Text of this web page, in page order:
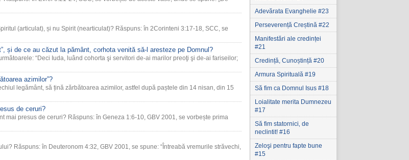
(articulat), și nu Spirit (nearticulat)? Răspuns: în 2Corinteni 3:17-18, SCC, se
și de ce au căzut la pământ, corhota venită să-l aresteze pe Domnul?
“Deci Iuda, luând cohorta şi servitori de-ai marilor preoţi şi de-ai fariseilor;
azimilor”?
legământ, să țină zărbătoarea azimilor, astfel după paștele din 14 nisan, din 15
de ceruri?
mai presus de ceruri? Răspuns: în Geneza 1:6-10, GBV 2001, se vorbește prima
Răspuns: în Deuteronom 4:32, GBV 2001, se spune: “Întreabă vremurile străvechi,
Adevărata Evanghelie #23
Perseverență Creștină #22
Manifestări ale credinței
#21
Credință, Cunoștință #20
Armura Spirituală #19
Să fim ca Domnul Isus #18
Loialitate merita Dumnezeu
#17
Să fim statornici‚ de
neclintit! #16
Zeloşi pentru fapte bune
#15